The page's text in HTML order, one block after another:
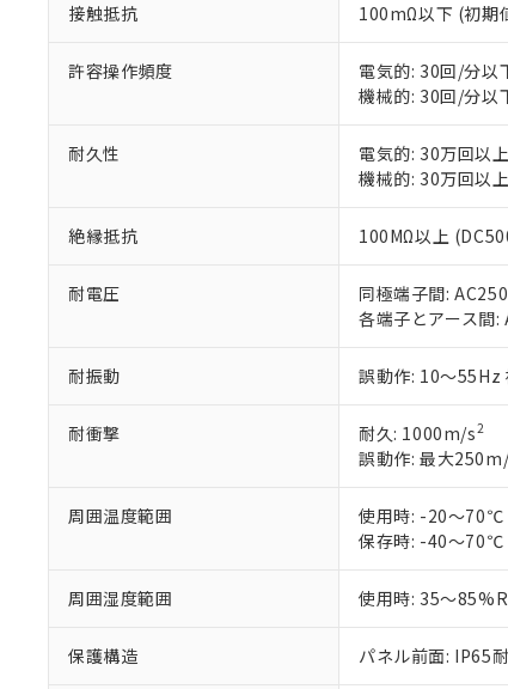
接触抵抗 100mΩ以下 (初期
許容操作頻度
電気的: 30回/分以
機械的: 30回/分以
耐久性
電気的: 30万回以
機械的: 30万回以
絶縁抵抗 100MΩ以上
耐電圧
同極端子間:
各端子とアース間
耐振動 誤動作: 10～
耐衝撃 耐久: 1000m/s2
誤動作: 最大
周囲温度範囲
使用時: -20～70℃
保存時: -40～70℃
周囲湿度範囲 使用時: 35～
保護構造 パネル前面: IP65
ご利用
以下の条件を
本サービ
くもので
在庫状況
のであり
い。
正式な納
当社販売
オムロン
す。
マイパー
ている必
が、当社
さい。
※当社の
いる法人
対応予定なし
調査・確認中
非該当品：ラ
仕入先様の事
があります。
*EU RoHS指令（10
鉛(Pb) 1000ppm以
六価クロム(Cr(Ⅵ))
フタル酸ビス(2-エ
ル（DBP）
但し、RoHS指令
※2 対応予定
部品在庫の切
※3 非含有証
下記の非含有
EU RoHS指令
51物質の非含
※本証明書は発
※1 中国
「×」：最大均
「－」：未確
*中国RoHS10物質
DBP(フタル酸ジブ
DEHP(フタル酸ビ
※2 環境保護
「ｅ」：有害
「10」：通常
「－」：未確
当社は、
などの必
当社は規
当社は貴
置等に一
当社は、
また当社
たしませ
記
号
説明
○ 一定
△ 一定
－
在庫
機器
空
白
受注